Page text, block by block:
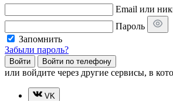
Email или
Пароль
Запомнить
Забыли пароль?
Войти Войти по телефону
или войдите через другие сервисы, в
VK